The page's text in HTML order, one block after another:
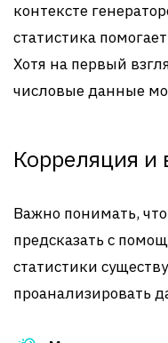
контексте
статистика
Хотя на первый
числовые данные
Корреляция и
Важно понимать,
предсказать с
статистики
проанализировать